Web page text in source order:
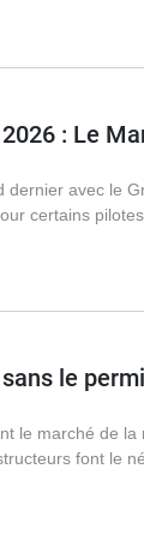
: Le
avec le
certains
le
le marché de
font le